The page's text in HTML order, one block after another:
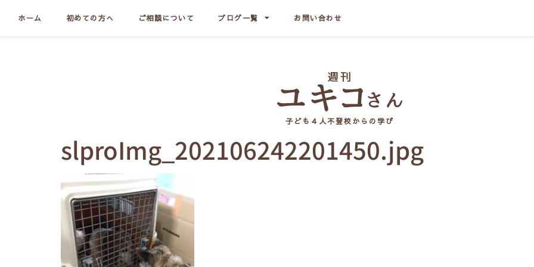
ホーム 初めての方へ ご相談について ブログ一覧 お問い合わせ
子ども４人不登校からの学び
slproImg_202106242201450.jpg